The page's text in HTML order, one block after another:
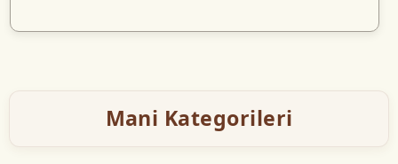
Mani Kategorileri